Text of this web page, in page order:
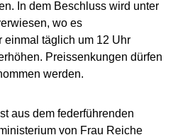
In dem Beschluss wird unter
wo es
einmal täglich um 12 Uhr
Preissenkungen dürfen
werden.
aus dem federführenden
von Frau Reiche